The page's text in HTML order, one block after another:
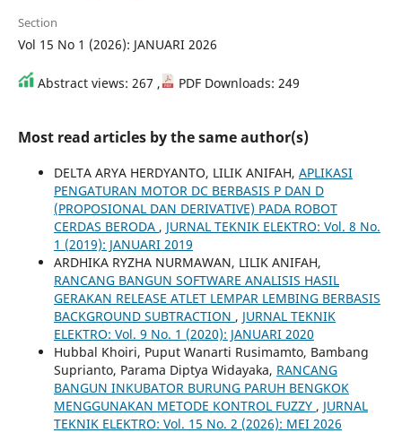
Section
Vol 15 No 1 (2026): JANUARI 2026
Abstract views: 267 , PDF Downloads: 249
Most read articles by the same author(s)
DELTA ARYA HERDYANTO, LILIK ANIFAH, APLIKASI
PENGATURAN MOTOR DC BERBASIS P DAN D
(PROPOSIONAL DAN DERIVATIVE) PADA ROBOT
CERDAS BERODA , JURNAL TEKNIK ELEKTRO: Vol. 8 No.
1 (2019): JANUARI 2019
ARDHIKA RYZHA NURMAWAN, LILIK ANIFAH,
RANCANG BANGUN SOFTWARE ANALISIS HASIL
GERAKAN RELEASE ATLET LEMPAR LEMBING BERBASIS
BACKGROUND SUBTRACTION , JURNAL TEKNIK
ELEKTRO: Vol. 9 No. 1 (2020): JANUARI 2020
Hubbal Khoiri, Puput Wanarti Rusimamto, Bambang
Suprianto, Parama Diptya Widayaka, RANCANG
BANGUN INKUBATOR BURUNG PARUH BENGKOK
MENGGUNAKAN METODE KONTROL FUZZY , JURNAL
TEKNIK ELEKTRO: Vol. 15 No. 2 (2026): MEI 2026